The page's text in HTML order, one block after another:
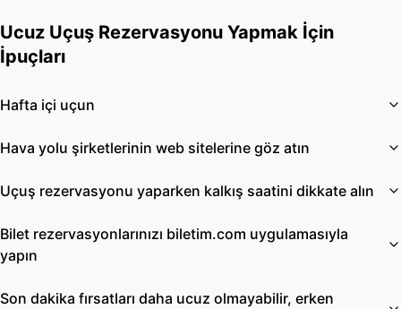
Ucuz Uçuş Rezervasyonu Yapmak İçin
İpuçları
Hafta içi uçun
Hava yolu şirketlerinin web sitelerine göz atın
Uçuş rezervasyonu yaparken kalkış saatini dikkate alın
Bilet rezervasyonlarınızı biletim.com uygulamasıyla
yapın
Son dakika fırsatları daha ucuz olmayabilir, erken